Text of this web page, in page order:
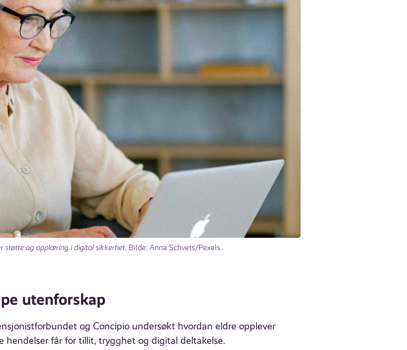
støtte og opplæring i digital sikkerhet. Bilde: Anna Schvets/Pexels.
utenforskap
og Concipio undersøkt hvordan eldre opplever
hendelser får for tillit, trygghet og digital deltakelse.